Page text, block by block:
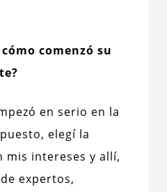
comenzó su
en serio en la
elegí la
mis intereses y allí,
expertos,